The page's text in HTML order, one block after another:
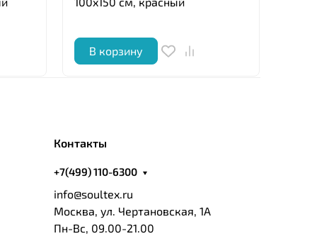
В корзину
Контакты
+7(499) 110-6300
info@soultex.ru
Москва, ул. Чертановская, 1А
Пн-Вс, 09.00-21.00